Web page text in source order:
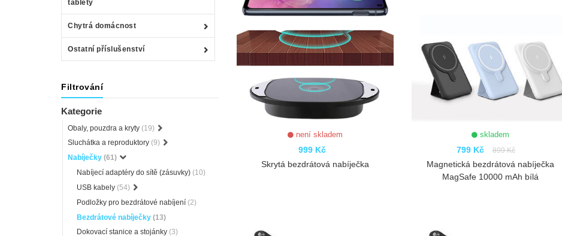
tablety
Chytrá domácnost
Ostatní příslušenství
Filtrování
Kategorie
Obaly, pouzdra a kryty (19)
Sluchátka a reproduktory (9)
Nabíječky (61)
Nabíjecí adaptéry do sítě (zásuvky) (10)
USB kabely (54)
Podložky pro bezdrátové nabíjení (2)
Bezdrátové nabíječky (13)
Dokovací stanice a stojánky (3)
není skladem
999 Kč
Skrytá bezdrátová nabíječka
skladem
799 Kč 899 Kč
Magnetická bezdrátová nabíječka
MagSafe 10000 mAh bílá